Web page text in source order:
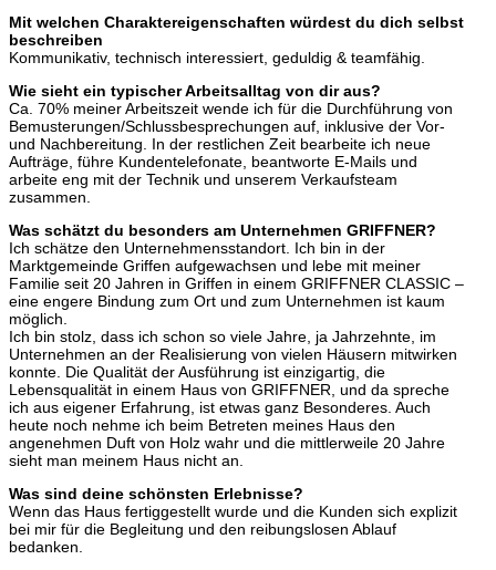
Mit welchen Charaktereigenschaften würdest du dich selbst
beschreiben
Kommunikativ, technisch interessiert, geduldig & teamfähig.
Wie sieht ein typischer Arbeitsalltag von dir aus?
Ca. 70% meiner Arbeitszeit wende ich für die Durchführung von
Bemusterungen/Schlussbesprechungen auf, inklusive der Vor-
und Nachbereitung. In der restlichen Zeit bearbeite ich neue
Aufträge, führe Kundentelefonate, beantworte E-Mails und
arbeite eng mit der Technik und unserem Verkaufsteam
zusammen.
Was schätzt du besonders am Unternehmen GRIFFNER?
Ich schätze den Unternehmensstandort. Ich bin in der
Marktgemeinde Griffen aufgewachsen und lebe mit meiner
Familie seit 20 Jahren in Griffen in einem GRIFFNER CLASSIC –
eine engere Bindung zum Ort und zum Unternehmen ist kaum
möglich.
Ich bin stolz, dass ich schon so viele Jahre, ja Jahrzehnte, im
Unternehmen an der Realisierung von vielen Häusern mitwirken
konnte. Die Qualität der Ausführung ist einzigartig, die
Lebensqualität in einem Haus von GRIFFNER, und da spreche
ich aus eigener Erfahrung, ist etwas ganz Besonderes. Auch
heute noch nehme ich beim Betreten meines Haus den
angenehmen Duft von Holz wahr und die mittlerweile 20 Jahre
sieht man meinem Haus nicht an.
Was sind deine schönsten Erlebnisse?
Wenn das Haus fertiggestellt wurde und die Kunden sich explizit
bei mir für die Begleitung und den reibungslosen Ablauf
bedanken.